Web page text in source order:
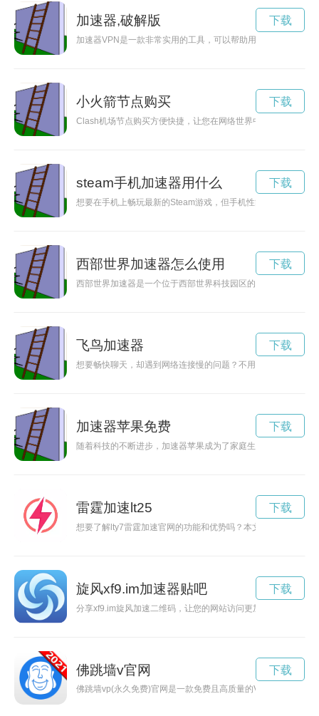
加速器,破解版
加速器VPN是一款非常实用的工具，可以帮助用户访问被地区
下载
小火箭节点购买
Clash机场节点购买方便快捷，让您在网络世界中享受更畅通
下载
steam手机加速器用什么
想要在手机上畅玩最新的Steam游戏，但手机性能受限？别担
下载
西部世界加速器怎么使用
西部世界加速器是一个位于西部世界科技园区的创新孵化器，
下载
飞鸟加速器
想要畅快聊天，却遇到网络连接慢的问题？不用担心！现在免
下载
加速器苹果免费
随着科技的不断进步，加速器苹果成为了家庭生活中不可或缺
下载
雷霆加速lt25
想要了解lty7雷霆加速官网的功能和优势吗？本文将带您深入探
下载
旋风xf9.im加速器贴吧
分享xf9.im旋风加速二维码，让您的网站访问更加快速便捷。
下载
佛跳墙v官网
佛跳墙vp(永久免费)官网是一款免费且高质量的VPN服务，帮
下载